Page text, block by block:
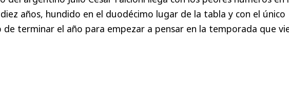
años, hundido en el duodécimo lugar de la tabla y con el único
terminar el año para empezar a pensar en la temporada que